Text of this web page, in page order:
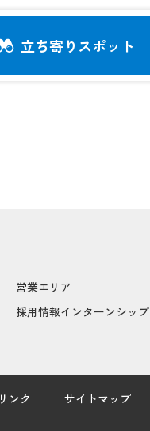
立ち寄りスポット
営業エリア
採用情報インターンシップ
リンク サイトマップ